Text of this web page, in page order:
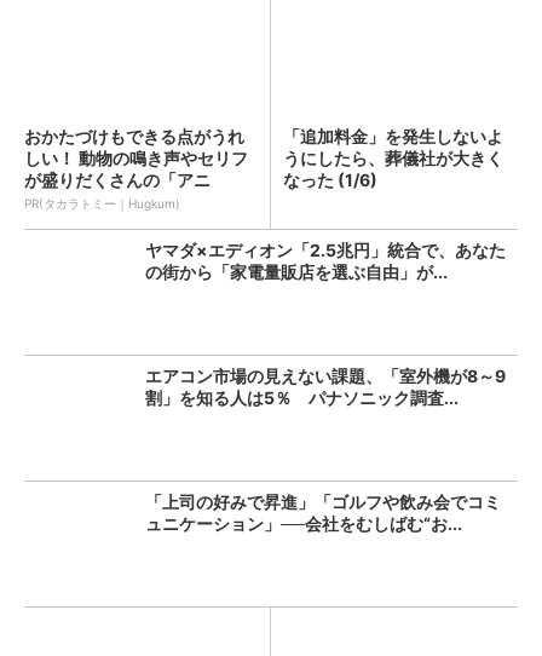
おかたづけもできる点がうれ
しい！ 動物の鳴き声やセリフ
が盛りだくさんの「アニ
ア ...
PR(タカラトミー｜Hugkum)
「追加料金」を発生しないよ
うにしたら、葬儀社が大きく
なった (1/6)
ヤマダ×エディオン「2.5兆円」統合で、あなた
の街から「家電量販店を選ぶ自由」が...
エアコン市場の見えない課題、「室外機が8～9
割」を知る人は5％ パナソニック調査...
「上司の好みで昇進」「ゴルフや飲み会でコミ
ュニケーション」──会社をむしばむ“お...